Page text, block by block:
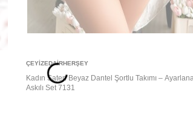
Sepete Ekle
ÇEYIZEDAIRHERŞEY
Kadın Saten Beyaz Dantel Şortlu Takımı –
Askılı Set 7131